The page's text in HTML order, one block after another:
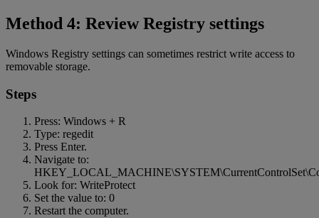
Method 4: Review Registry settings
Windows Registry settings can sometimes restrict write access to
removable storage.
Steps
Press: Windows + R
Type: regedit
Press Enter.
Navigate to:
Look for: WriteProtect
Set the value to: 0
Restart the computer.